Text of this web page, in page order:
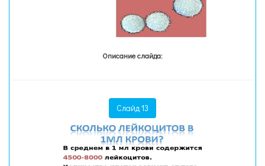
Описание слайда:
Слайд 13